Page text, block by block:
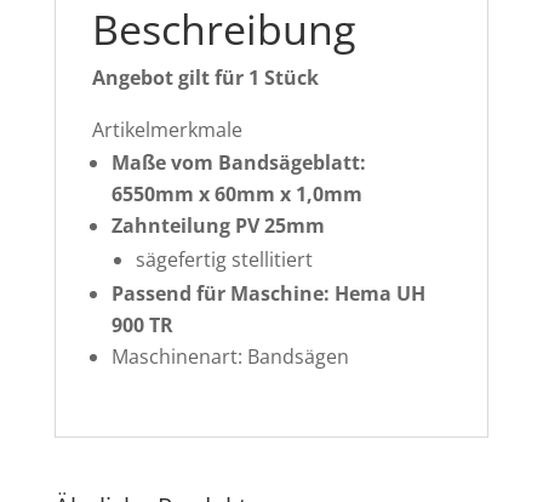
Beschreibung
Angebot gilt für 1 Stück
Artikelmerkmale
Maße vom Bandsägeblatt:
6550mm x 60mm x 1,0mm
Zahnteilung PV 25mm
sägefertig stellitiert
Passend für Maschine: Hema UH
900 TR
Maschinenart: Bandsägen